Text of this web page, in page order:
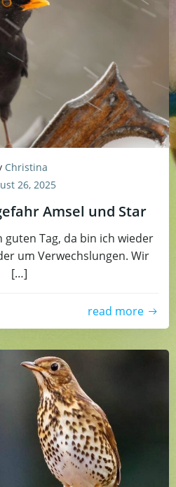
Christina
26, 2025
Amsel und Star
Tag, da bin ich wieder
um Verwechslungen. Wir
[…]
read more